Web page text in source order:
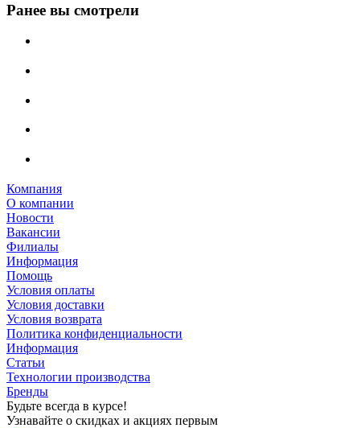
Ранее вы смотрели
Компания
О компании
Новости
Вакансии
Филиалы
Информация
Помощь
Условия оплаты
Условия доставки
Условия возврата
Политика конфиденциальности
Информация
Статьи
Технологии производства
Бренды
Будьте всегда в курсе!
Узнавайте о скидках и акциях первым